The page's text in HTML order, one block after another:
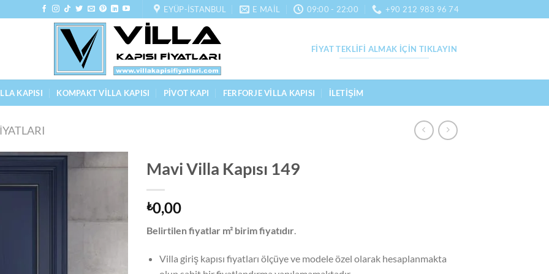
EYÜP-İSTANBUL E MAIL 09:00 - 22:00 +90 212 983 96 74
FIYAT TEKLIFI ALMAK İÇIN TIKLAYIN
KAPISI KOMPAKT VILLA KAPISI PIVOT KAPI FERFORJE VILLA KAPISI İLETIŞIM
Mavi Villa Kapısı 149
₺0,00
Belirtilen fiyatlar m² birim fiyatıdır.
Villa giriş kapısı fiyatları ölçüye ve modele özel olarak hesaplanmakta